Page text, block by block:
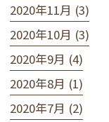
2020年11月 (3)
2020年10月 (3)
2020年9月 (4)
2020年8月 (1)
2020年7月 (2)